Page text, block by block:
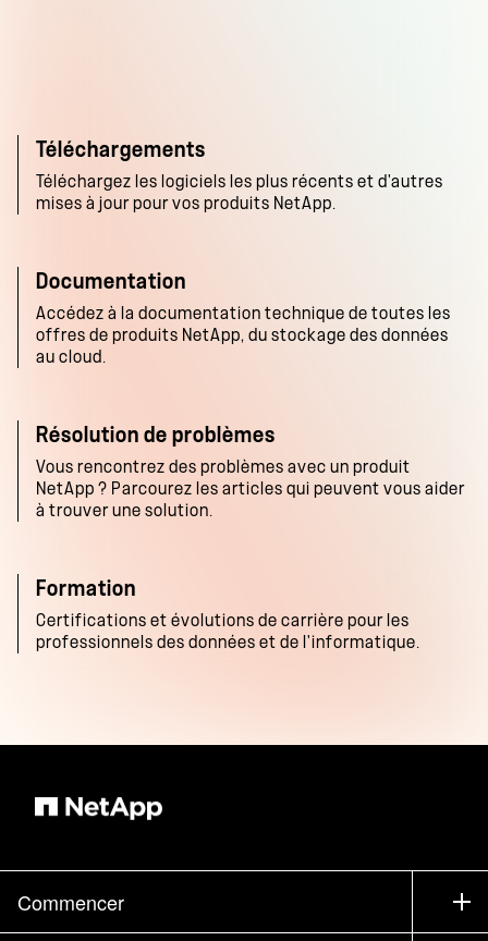
Téléchargements
Téléchargez les logiciels les plus récents et d'autres
mises à jour pour vos produits NetApp.
Documentation
Accédez à la documentation technique de toutes les
offres de produits NetApp, du stockage des données
au cloud.
Résolution de problèmes
Vous rencontrez des problèmes avec un produit
NetApp ? Parcourez les articles qui peuvent vous aider
à trouver une solution.
Formation
Certifications et évolutions de carrière pour les
professionnels des données et de l'informatique.
Commencer